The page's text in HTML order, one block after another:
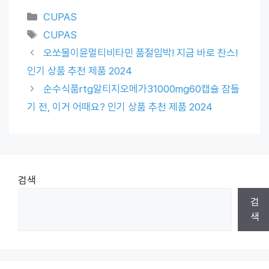
Categories
CUPAS
Tags
CUPAS
오쏘몰이뮨멀티비타민 품절임박! 지금 바로 찬스!
인기 상품 추천 제품 2024
순수식품rtg알티지오메가31000mg60캡슐 잠들
기 전, 이거 어때요? 인기 상품 추천 제품 2024
검색
검
색